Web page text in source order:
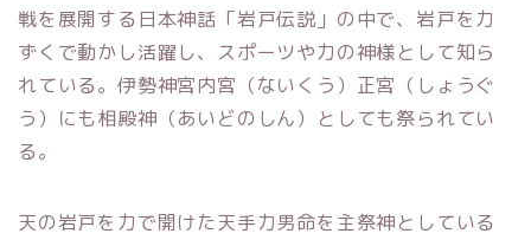
戦を展開する日本神話「岩戸伝説」の中で、岩戸を力
ずくで動かし活躍し、スポーツや力の神様として知ら
れている。伊勢神宮内宮（ないくう）正宮（しょうぐ
う）にも相殿神（あいどのしん）としても祭られてい
る。
天の岩戸を力で開けた天手力男命を主祭神としている